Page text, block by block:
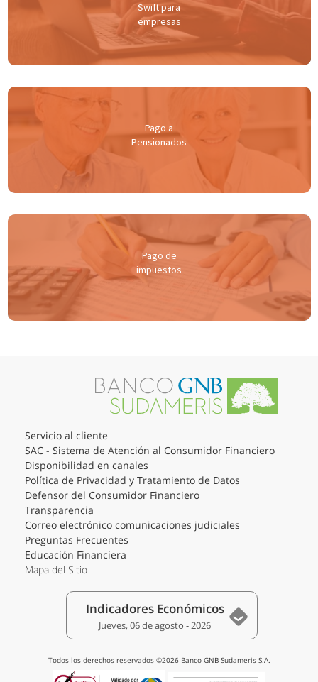
Swift para
empresas
Pago a
Pensionados
Pago de
impuestos
Servicio al cliente
SAC - Sistema de Atención al Consumidor Financiero
Disponibilidad en canales
Política de Privacidad y Tratamiento de Datos
Defensor del Consumidor Financiero
Transparencia
Correo electrónico comunicaciones judiciales
Preguntas Frecuentes
Educación Financiera
Mapa del Sitio
Indicadores Económicos
Jueves, 06 de agosto - 2026
Todos los derechos reservados ©2026 Banco GNB Sudameris S.A.